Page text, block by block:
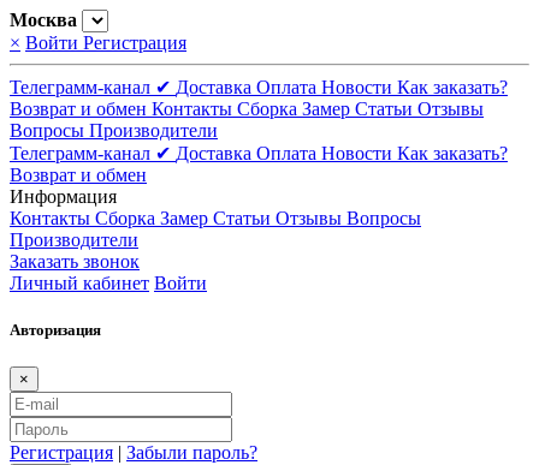
Москва
× Войти Регистрация
Телеграмм-канал ✔ Доставка Оплата Новости Как заказать?
Возврат и обмен Контакты Сборка Замер Статьи Отзывы
Вопросы Производители
Телеграмм-канал ✔ Доставка Оплата Новости Как заказать?
Возврат и обмен
Информация
Контакты Сборка Замер Статьи Отзывы Вопросы
Производители
Заказать звонок
Личный кабинет Войти
Авторизация
×
Регистрация | Забыли пароль?